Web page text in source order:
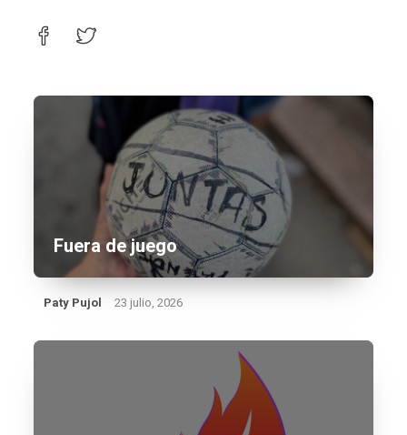
Fuera de juego
Paty Pujol 23 julio, 2026